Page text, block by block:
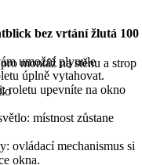
montáž na stěnu a strop
bez vrtání žlutá 100
umožní plynule
úplně vytahovat.
roletu upevníte na okno
místnost zůstane
ovládací mechanismus si
okna.